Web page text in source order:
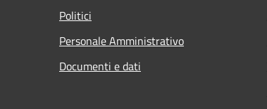
Politici
Personale Amministrativo
Documenti e dati